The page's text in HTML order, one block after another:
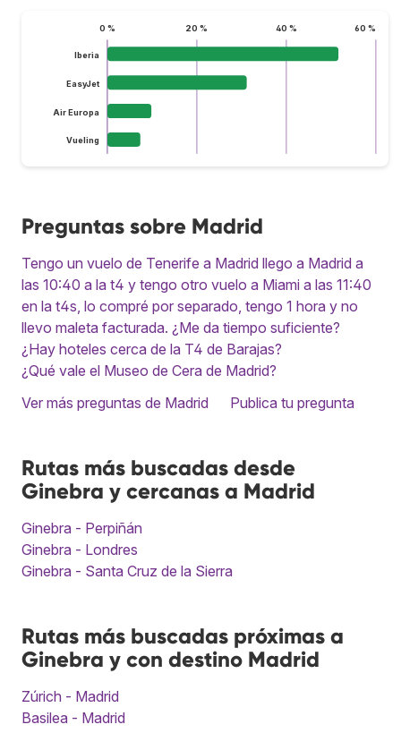
0 % 20 % 40 % 60 %
Iberia
EasyJet
Air Europa
Vueling
Preguntas sobre Madrid
Tengo un vuelo de Tenerife a Madrid llego a Madrid a
las 10:40 a la t4 y tengo otro vuelo a Miami a las 11:40
en la t4s, lo compré por separado, tengo 1 hora y no
llevo maleta facturada. ¿Me da tiempo suficiente?
¿Hay hoteles cerca de la T4 de Barajas?
¿Qué vale el Museo de Cera de Madrid?
Ver más preguntas de Madrid
Publica tu pregunta
Rutas más buscadas desde
Ginebra y cercanas a Madrid
Ginebra - Perpiñán
Ginebra - Londres
Ginebra - Santa Cruz de la Sierra
Rutas más buscadas próximas a
Ginebra y con destino Madrid
Zúrich - Madrid
Basilea - Madrid